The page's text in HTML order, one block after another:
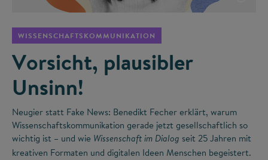
WISSENSCHAFTSKOMMUNIKATION
Vorsicht, plausibler
Unsinn!
Neugier statt Fake News: Benedikt Fecher erklärt, warum
Wissenschaftskommunikation gerade jetzt gesellschaftlich so
wichtig ist – und wie Wissenschaft im Dialog seit 25 Jahren mit
kreativen Formaten und digitalen Ideen Menschen begeistert.